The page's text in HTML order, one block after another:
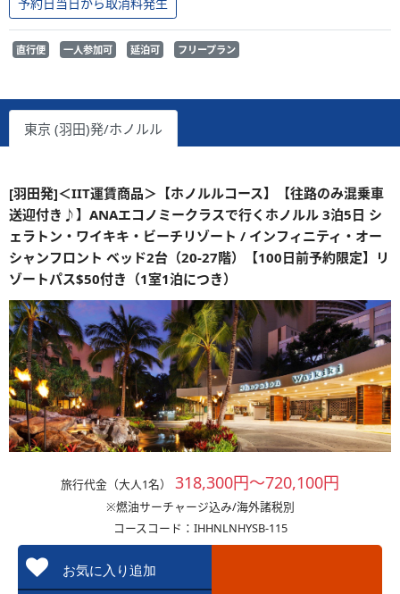
直行便 一人参加可 延泊可 フリープラン
東京 (羽田)発/ホノルル
[羽田発]＜IIT運賃商品＞【ホノルルコース】【往路のみ混乗車
送迎付き♪】ANAエコノミークラスで行くホノルル 3泊5日 シ
ェラトン・ワイキキ・ビーチリゾート / インフィニティ・オー
シャンフロント ベッド2台（20-27階）【100日前予約限定】リ
ゾートパス$50付き（1室1泊につき）
旅行代金（大人1名） 318,300円～720,100円
※燃油サーチャージ込み/海外諸税別
コースコード：IHHNLNHYSB-115
お気に入り追加